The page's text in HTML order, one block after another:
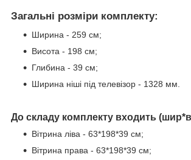
Загальні розміри комплекту:
Ширина - 259 см;
Висота - 198 см;
Глибина - 39 см;
Ширина ніші під телевізор - 1328 мм.
До складу комплекту входить
Вітрина ліва - 63*198*39 см;
Вітрина права - 63*198*39 см;